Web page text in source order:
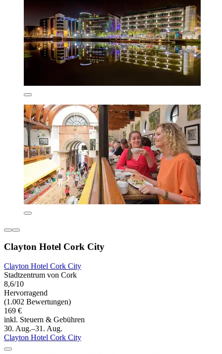
Clayton Hotel Cork City
Clayton Hotel Cork City
Stadtzentrum von Cork
8,6/10
Hervorragend
(1.002 Bewertungen)
169 €
inkl. Steuern & Gebühren
30. Aug.–31. Aug.
Clayton Hotel Cork City